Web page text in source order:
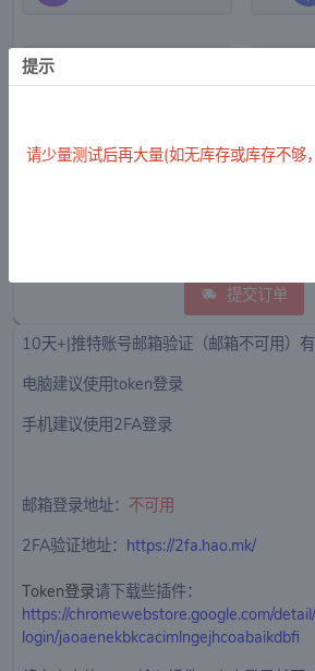
提交订单
10天+|推特账号邮箱验证（邮箱不可用）
电脑建议使用token登录
手机建议使用2FA登录
邮箱登录地址： 不可用
2FA验证地址： https://2fa.hao.mk/
Token登录请下载些插件：
https://chromewebstore.google.com/
login/jaoaenekbkcacimlngejhcoabaikdbfi
提示
请少量测试后再大量(如无库存或库存不够